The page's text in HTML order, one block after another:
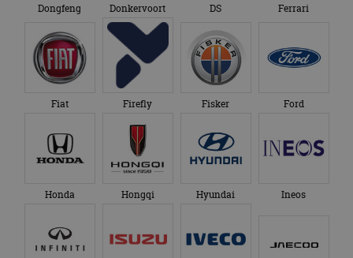
Dongfeng Donkervoort DS Ferrari
Fiat Firefly Fisker Ford
Honda Hongqi Hyundai Ineos